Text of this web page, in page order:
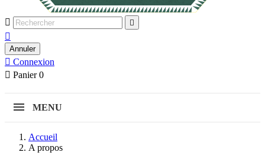
 

Annuler
 Connexion
 Panier 0
MENU
Accueil
A propos